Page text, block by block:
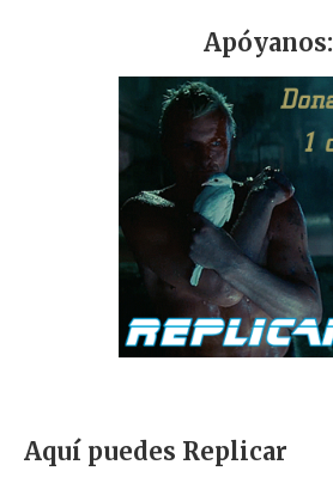
Apóyanos:
Aquí puedes Replicar